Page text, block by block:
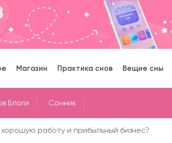
Магазин Практика снов Вещие сны
Блоги Cонник
хорошую работу и прибыльный бизнес?